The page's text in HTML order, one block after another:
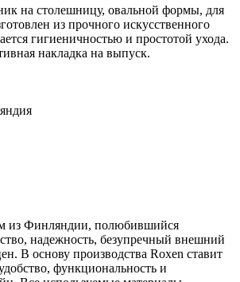
на столешницу, овальной формы, для
из прочного искусственного
гигиеничностью и простотой ухода.
накладка на выпуск.
из Финляндии, полюбившийся
надежность, безупречный внешний
В основу производства Roxen ставит
функциональность и